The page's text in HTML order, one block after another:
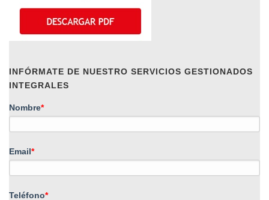
INFÓRMATE DE NUESTRO SERVICIOS GESTIONADOS
INTEGRALES
Nombre*
Email*
Teléfono*